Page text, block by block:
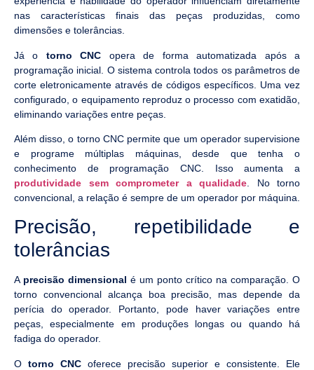
nas características finais das peças produzidas, como
dimensões e tolerâncias.
Já o torno CNC opera de forma automatizada após a
programação inicial. O sistema controla todos os parâmetros de
corte eletronicamente através de códigos específicos. Uma vez
configurado, o equipamento reproduz o processo com exatidão,
eliminando variações entre peças.
Além disso, o torno CNC permite que um operador supervisione
e programe múltiplas máquinas, desde que tenha o
conhecimento de programação CNC. Isso aumenta a
produtividade sem comprometer a qualidade . No torno
convencional, a relação é sempre de um operador por máquina.
Precisão, repetibilidade e
tolerâncias
A precisão dimensional é um ponto crítico na comparação. O
torno convencional alcança boa precisão, mas depende da
perícia do operador. Portanto, pode haver variações entre
peças, especialmente em produções longas ou quando há
fadiga do operador.
O torno CNC oferece precisão superior e consistente. Ele